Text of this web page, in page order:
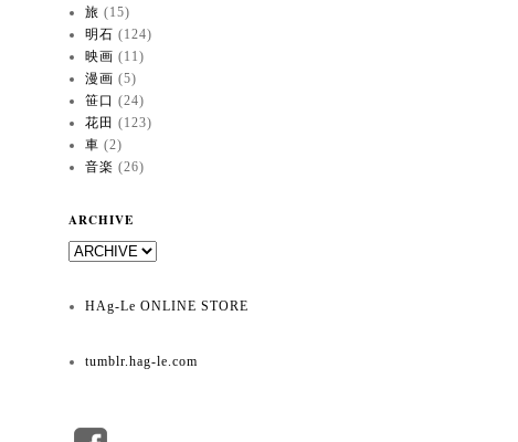
旅 (15)
明石 (124)
映画 (11)
漫画 (5)
笹口 (24)
花田 (123)
車 (2)
音楽 (26)
ARCHIVE
HAg-Le ONLINE STORE
tumblr.hag-le.com